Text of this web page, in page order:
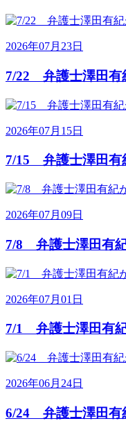
2026年07月23日
7/22 弁護士澤田有
2026年07月15日
7/15 弁護士澤田有
2026年07月09日
7/8 弁護士澤田有紀
2026年07月01日
7/1 弁護士澤田有紀
2026年06月24日
6/24 弁護士澤田有